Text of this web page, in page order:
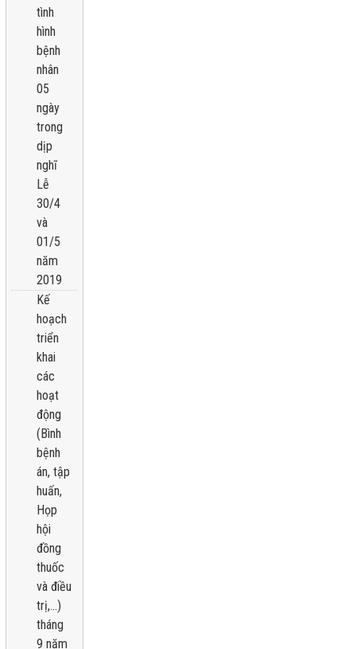
tình
hình
bệnh
nhân
05
ngày
trong
dịp
nghĩ
Lễ
30/4
và
01/5
năm
2019
Kế
hoạch
triển
khai
các
hoạt
động
(Bình
bệnh
án, tập
huấn,
Họp
hội
đồng
thuốc
và điều
trị,...)
tháng
9 năm